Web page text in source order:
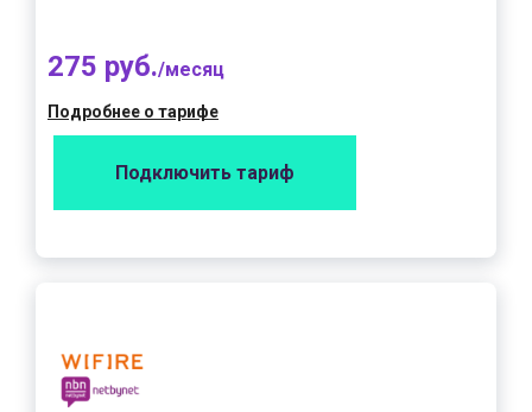
275 руб./месяц
Подробнее о тарифе
Подключить тариф